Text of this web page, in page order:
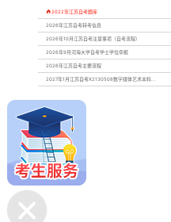
2022年江苏自考题库
2026年江苏自考转考信息
2026年10月江苏自考注意事项（自考流程）
2026年9月河海大学自考学士学位申报
2026年江苏自考主要流程
2027年1月江苏自考X2130508数字媒体艺术本科...